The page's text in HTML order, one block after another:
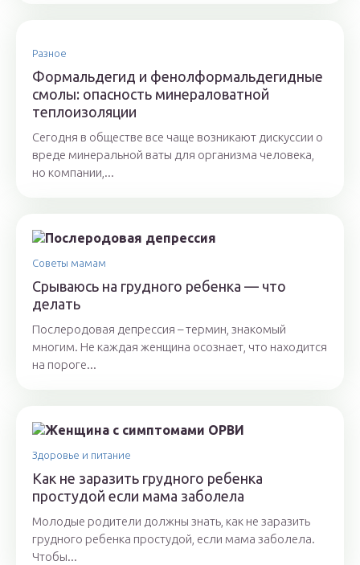
Разное
Формальдегид и фенолформальдегидные
смолы: опасность минераловатной
теплоизоляции
Сегодня в обществе все чаще возникают дискуссии о
вреде минеральной ваты для организма человека,
но компании,...
Советы мамам
Срываюсь на грудного ребенка — что
делать
Послеродовая депрессия – термин, знакомый
многим. Не каждая женщина осознает, что находится
на пороге...
Здоровье и питание
Как не заразить грудного ребенка
простудой если мама заболела
Молодые родители должны знать, как не заразить
грудного ребенка простудой, если мама заболела.
Чтобы...